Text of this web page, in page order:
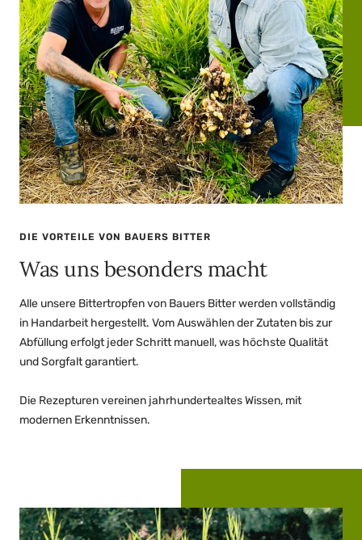
DIE VORTEILE VON BAUERS BITTER
Was uns besonders macht
Alle unsere Bittertropfen von Bauers Bitter werden vollständig
in Handarbeit hergestellt. Vom Auswählen der Zutaten bis zur
Abfüllung erfolgt jeder Schritt manuell, was höchste Qualität
und Sorgfalt garantiert.
Die Rezepturen vereinen jahrhundertealtes Wissen, mit
modernen Erkenntnissen.